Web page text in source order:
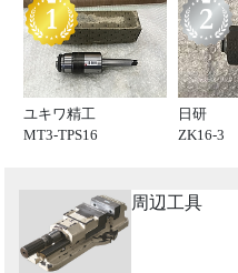
ユキワ精工
MT3-TPS16
日研
ZK16-3
周辺工具